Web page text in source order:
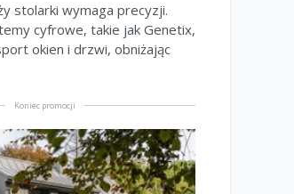
stolarki wymaga precyzji.
cyfrowe, takie jak Genetix,
okien i drzwi, obniżając
Koniec promocji